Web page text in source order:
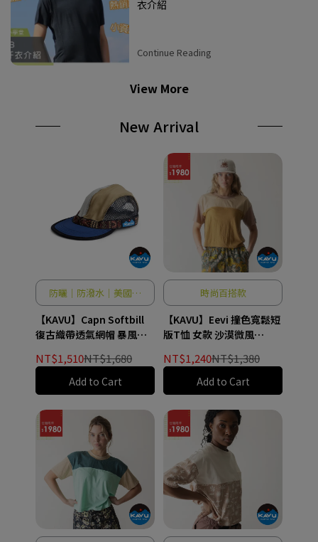
衣介紹
Continue Reading
View More
New Arrival
防曬｜防潑水｜美國製
造
【KAVU】Capn Softbill
復古織帶透氣網帽 暴風啤
NT$1,510NT$1,680
Add to Cart
時尚百搭款
【KAVU】Eevi 撞色寬鬆短
版T恤 女款 沙漠微風
NT$1,240NT$1,380
Add to Cart